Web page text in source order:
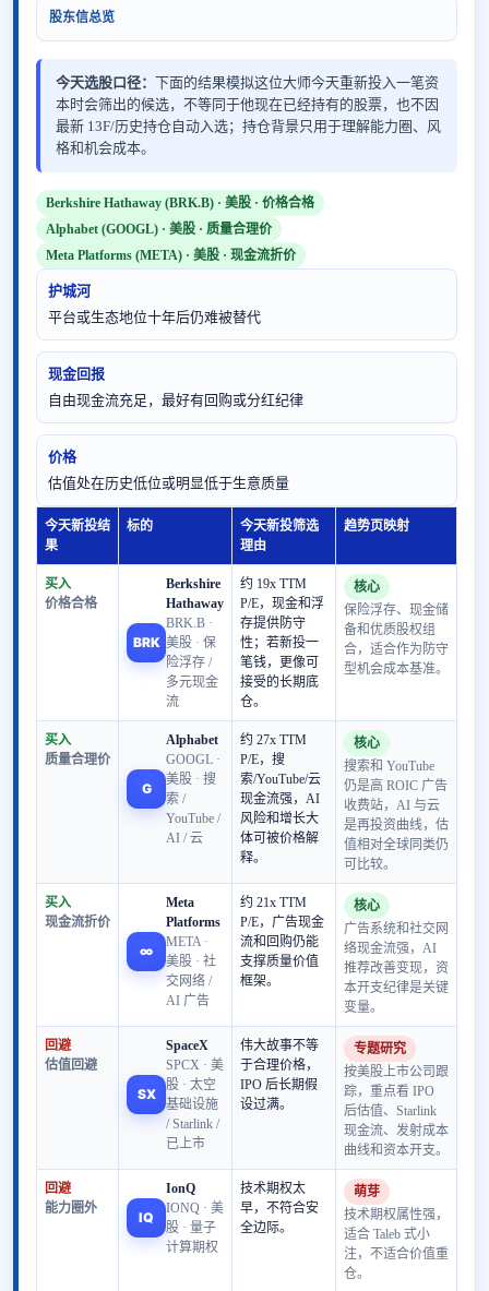
股东信总览
今天选股口径： 下面的结果模拟这位大师今天重新投入一笔资
本时会筛出的候选，不等同于他现在已经持有的股票，也不因
最新 13F/历史持仓自动入选；持仓背景只用于理解能力圈、风
格和机会成本。
Berkshire Hathaway (BRK.B) · 美股 · 价格合格
Alphabet (GOOGL) · 美股 · 质量合理价
Meta Platforms (META) · 美股 · 现金流折价
护城河
平台或生态地位十年后仍难被替代
现金回报
自由现金流充足，最好有回购或分红纪律
价格
估值处在历史低位或明显低于生意质量
今天新投结
果
标的
今天新投筛选
理由
趋势页映射
买入
价格合格
BRK
Berkshire
Hathaway
BRK.B ·
美股 · 保
险浮存 /
多元现金
流
约 19x TTM
P/E，现金和浮
存提供防守
性；若新投一
笔钱，更像可
接受的长期底
仓。
核心
保险浮存、现金储
备和优质股权组
合，适合作为防守
型机会成本基准。
买入
质量合理价
G
Alphabet
GOOGL ·
美股 · 搜
索 /
YouTube /
AI / 云
约 27x TTM
P/E，搜
索/YouTube/云
现金流强，AI
风险和增长大
体可被价格解
释。
核心
搜索和 YouTube
仍是高 ROIC 广告
收费站，AI 与云
是再投资曲线，估
值相对全球同类仍
可比较。
买入
现金流折价
∞
Meta
Platforms
META ·
美股 · 社
交网络 /
AI 广告
约 21x TTM
P/E，广告现金
流和回购仍能
支撑质量价值
框架。
核心
广告系统和社交网
络现金流强，AI
推荐改善变现，资
本开支纪律是关键
变量。
回避
估值回避
SX
SpaceX
SPCX · 美
股 · 太空
基础设施
/ Starlink /
已上市
伟大故事不等
于合理价格，
IPO 后长期假
设过满。
专题研究
按美股上市公司跟
踪，重点看 IPO
后估值、Starlink
现金流、发射成本
曲线和资本开支。
回避
能力圈外
IQ
IonQ
IONQ · 美
股 · 量子
计算期权
技术期权太
早，不符合安
全边际。
萌芽
技术期权属性强，
适合 Taleb 式小
注，不适合价值重
仓。